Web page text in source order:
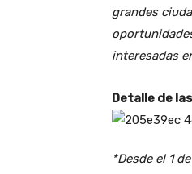
grandes
interesadas
Detalle de
*Desde el 1